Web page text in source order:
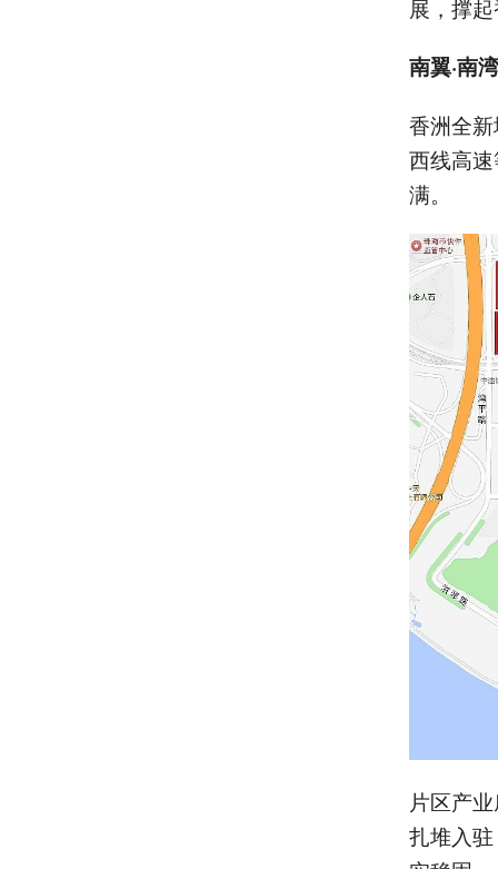
展，撑
南翼·南
香洲全
西线高
满。
片区产
扎堆入